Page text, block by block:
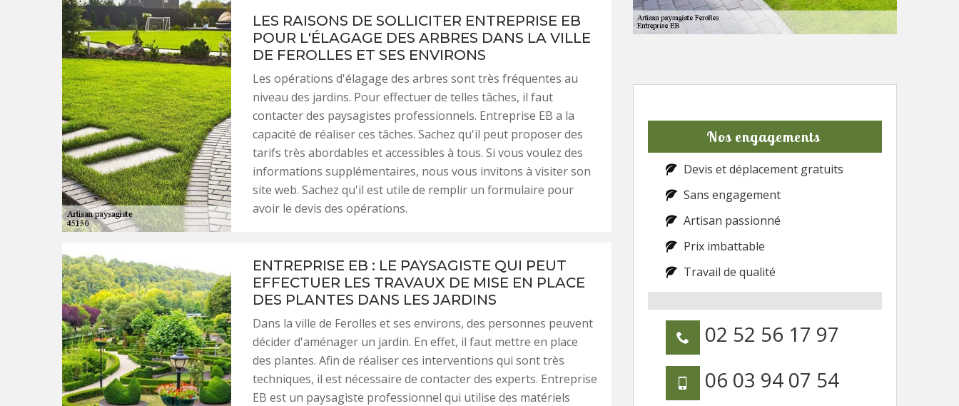
LES RAISONS DE SOLLICITER ENTREPRISE EB
POUR L'ÉLAGAGE DES ARBRES DANS LA VILLE
DE FEROLLES ET SES ENVIRONS
Les opérations d'élagage des arbres sont très fréquentes au
niveau des jardins. Pour effectuer de telles tâches, il faut
contacter des paysagistes professionnels. Entreprise EB a la
capacité de réaliser ces tâches. Sachez qu'il peut proposer des
tarifs très abordables et accessibles à tous. Si vous voulez des
informations supplémentaires, nous vous invitons à visiter son
site web. Sachez qu'il est utile de remplir un formulaire pour
avoir le devis des opérations.
ENTREPRISE EB : LE PAYSAGISTE QUI PEUT
EFFECTUER LES TRAVAUX DE MISE EN PLACE
DES PLANTES DANS LES JARDINS
Dans la ville de Ferolles et ses environs, des personnes peuvent
décider d'aménager un jardin. En effet, il faut mettre en place
des plantes. Afin de réaliser ces interventions qui sont très
techniques, il est nécessaire de contacter des experts. Entreprise
EB est un paysagiste professionnel qui utilise des matériels
Nos engagements
Devis et déplacement gratuits
Sans engagement
Artisan passionné
Prix imbattable
Travail de qualité
02 52 56 17 97
06 03 94 07 54